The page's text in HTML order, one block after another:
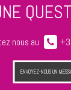
nous au
ENVOYEZ-NOUS UN